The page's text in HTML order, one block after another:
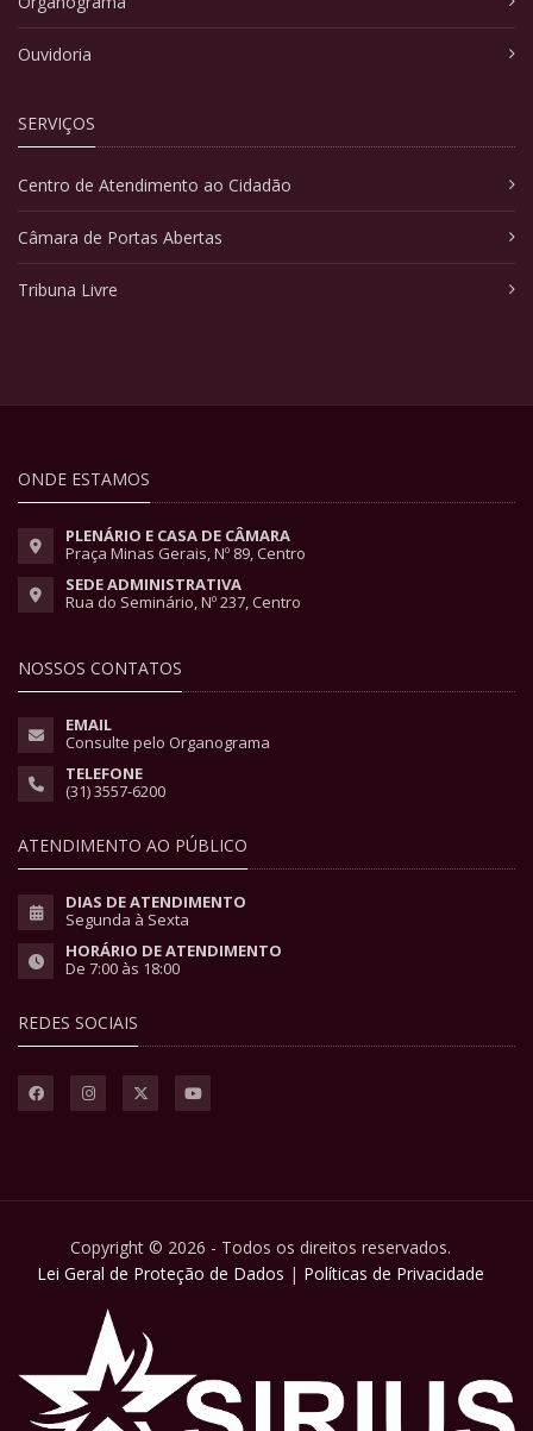
Ouvidoria
SERVIÇOS
Centro de Atendimento ao Cidadão
Câmara de Portas Abertas
Tribuna Livre
ONDE ESTAMOS
PLENÁRIO E CASA DE CÂMARA
Praça Minas Gerais, Nº 89, Centro
SEDE ADMINISTRATIVA
Rua do Seminário, Nº 237, Centro
NOSSOS CONTATOS
EMAIL
Consulte pelo Organograma
TELEFONE
(31) 3557-6200
ATENDIMENTO AO PÚBLICO
DIAS DE ATENDIMENTO
Segunda à Sexta
HORÁRIO DE ATENDIMENTO
De 7:00 às 18:00
REDES SOCIAIS
Copyright © 2026 - Todos os direitos reservados.
Lei Geral de Proteção de Dados | Políticas de Privacidade